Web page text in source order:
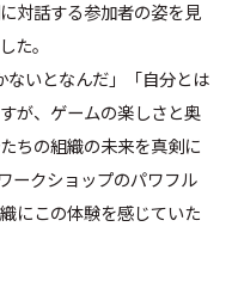
対話する参加者の姿を見
た。
ないとなんだ」「自分とは
が、ゲームの楽しさと奥
ちの組織の未来を真剣に
ークショップのパワフル
にこの体験を感じていた